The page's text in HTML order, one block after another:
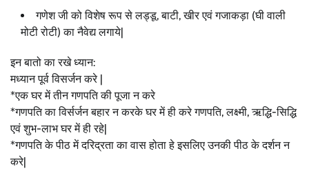
गणेश जी को विशेष रूप से लड्डू, बाटी, खीर एवं गजाकड़ा (घी वाली
मोटी रोटी) का नैवेद्य लगाये|
इन बातो का रखे ध्यान:
मध्यान पूर्व विसर्जन करे |
*एक घर में तीन गणपति की पूजा न करे
*गणपति का विर्सर्जन बहार न करके घर में ही करे गणपति, लक्ष्मी, ऋद्धि-सिद्धि
एवं शुभ-लाभ घर में ही रहे|
*गणपति के पीठ में दरिद्रता का वास होता हे इसलिए उनकी पीठ के दर्शन न
करे|